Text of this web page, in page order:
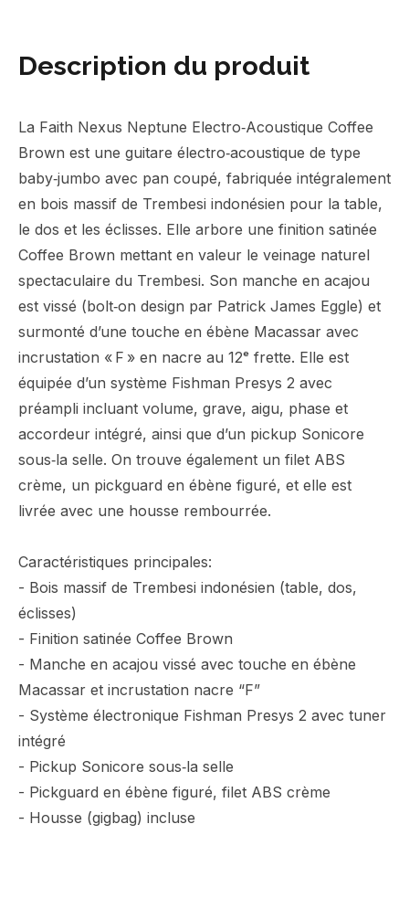
Description du produit
La Faith Nexus Neptune Electro‑Acoustique Coffee
Brown est une guitare électro‑acoustique de type
baby‑jumbo avec pan coupé, fabriquée intégralement
en bois massif de Trembesi indonésien pour la table,
le dos et les éclisses. Elle arbore une finition satinée
Coffee Brown mettant en valeur le veinage naturel
spectaculaire du Trembesi. Son manche en acajou
est vissé (bolt‑on design par Patrick James Eggle) et
surmonté d’une touche en ébène Macassar avec
incrustation « F » en nacre au 12ᵉ frette. Elle est
équipée d’un système Fishman Presys 2 avec
préampli incluant volume, grave, aigu, phase et
accordeur intégré, ainsi que d’un pickup Sonicore
sous‐la selle. On trouve également un filet ABS
crème, un pickguard en ébène figuré, et elle est
livrée avec une housse rembourrée.
Caractéristiques principales:
- Bois massif de Trembesi indonésien (table, dos,
éclisses)
- Finition satinée Coffee Brown
- Manche en acajou vissé avec touche en ébène
Macassar et incrustation nacre “F”
- Système électronique Fishman Presys 2 avec tuner
intégré
- Pickup Sonicore sous‑la selle
- Pickguard en ébène figuré, filet ABS crème
- Housse (gigbag) incluse